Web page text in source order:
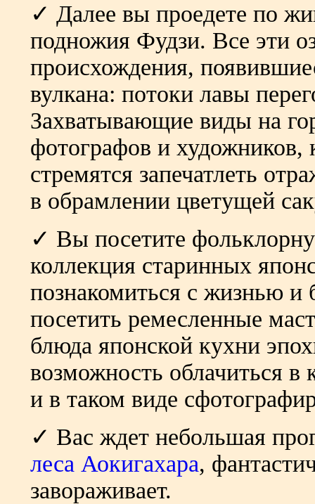
✓ Далее вы проедете по
подножия Фудзи. Все эти
происхождения,
вулкана: потоки лавы
Захватывающие виды на
фотографов и художников,
стремятся запечатлеть
в обрамлении цветущей
✓ Вы посетите
коллекция старинных
познакомиться с жизнью
посетить ремесленные
блюда японской кухни
возможность облачиться
и в таком виде
✓ Вас ждет небольшая
леса Аокигахара,
завораживает.